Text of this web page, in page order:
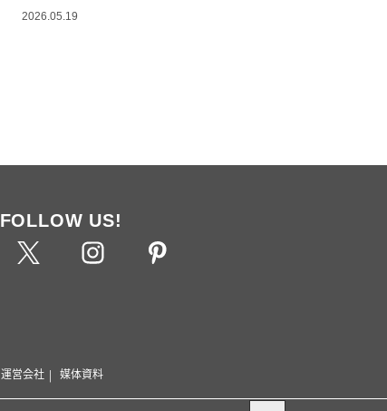
2026.05.19
FOLLOW US!
運営会社 媒体資料